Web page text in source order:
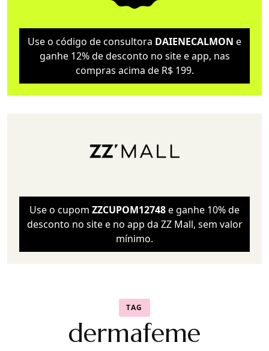
Use o código de consultora DAIENECALMON e
ganhe 12% de desconto no site e app, nas
compras acima de R$ 199.
Use o cupom ZZCUPOM12748e ganhe 10% de
desconto no site e no app da ZZ Mall, sem valor
mínimo.
TAG
dermafeme